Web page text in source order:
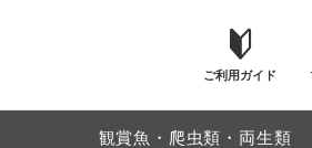
ご利用ガイド
観賞魚・爬虫類・両生類